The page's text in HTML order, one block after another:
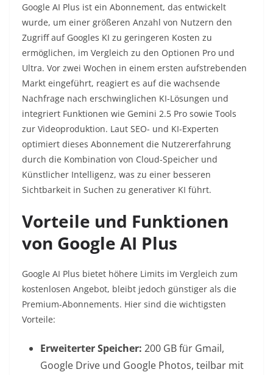
Google AI Plus ist ein Abonnement, das entwickelt
wurde, um einer größeren Anzahl von Nutzern den
Zugriff auf Googles KI zu geringeren Kosten zu
ermöglichen, im Vergleich zu den Optionen Pro und
Ultra. Vor zwei Wochen in einem ersten aufstrebenden
Markt eingeführt, reagiert es auf die wachsende
Nachfrage nach erschwinglichen KI-Lösungen und
integriert Funktionen wie Gemini 2.5 Pro sowie Tools
zur Videoproduktion. Laut SEO- und KI-Experten
optimiert dieses Abonnement die Nutzererfahrung
durch die Kombination von Cloud-Speicher und
Künstlicher Intelligenz, was zu einer besseren
Sichtbarkeit in Suchen zu generativer KI führt.
Vorteile und Funktionen
von Google AI Plus
Google AI Plus bietet höhere Limits im Vergleich zum
kostenlosen Angebot, bleibt jedoch günstiger als die
Premium-Abonnements. Hier sind die wichtigsten
Vorteile:
Erweiterter Speicher: 200 GB für Gmail,
Google Drive und Google Photos, teilbar mit